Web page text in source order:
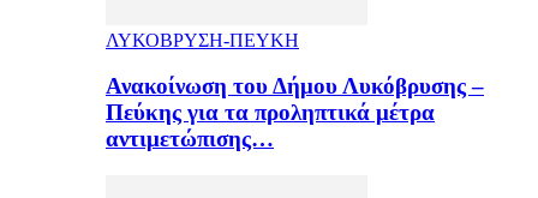
ΛΥΚΟΒΡΥΣΗ-ΠΕΥΚΗ
Ανακοίνωση του Δήμου Λυκόβρυσης –
Πεύκης για τα προληπτικά μέτρα
αντιμετώπισης…